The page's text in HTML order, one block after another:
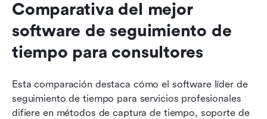
Comparativa del mejor
software de seguimiento de
tiempo para consultores
Esta comparación destaca cómo el software líder de
seguimiento de tiempo para servicios profesionales
difiere en métodos de captura de tiempo, soporte de